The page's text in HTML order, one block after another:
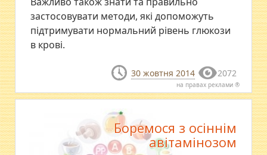
застосовувати методи, які допоможуть
підтримувати нормальний рівень глюкози
в крові.
30 жовтня 2014 2072
на правах реклами ®
Боремося з осіннім
авітамінозом